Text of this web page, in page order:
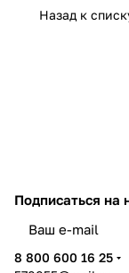
Назад к
Подписаться на
8 800 600 16 25